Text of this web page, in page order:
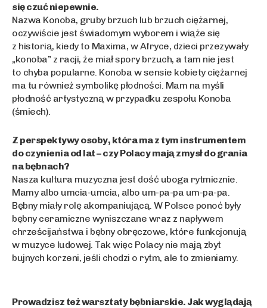
się czuć niepewnie.
Nazwa Konoba, gruby brzuch lub brzuch ciężarnej,
oczywiście jest świadomym wyborem i wiąże się
z historią, kiedy to Maxima, w Afryce, dzieci przezywały
„konoba” z racji, że miał spory brzuch, a tam nie jest
to chyba popularne. Konoba w sensie kobiety ciężarnej
ma tu również symbolikę płodności. Mam na myśli
płodność artystyczną w przypadku zespołu Konoba
(śmiech).
Z perspektywy osoby, która ma z tym instrumentem
do czynienia od lat – czy Polacy mają zmysł do grania
na bębnach?
Nasza kultura muzyczna jest dość uboga rytmicznie.
Mamy albo umcia-umcia, albo um-pa-pa um-pa-pa.
Bębny miały rolę akompaniującą. W Polsce ponoć były
bębny ceramiczne wyniszczane wraz z napływem
chrześcijaństwa i bębny obręczowe, które funkcjonują
w muzyce ludowej. Tak więc Polacy nie mają zbyt
bujnych korzeni, jeśli chodzi o rytm, ale to zmieniamy.
Prowadzisz też warsztaty bębniarskie. Jak wyglądają